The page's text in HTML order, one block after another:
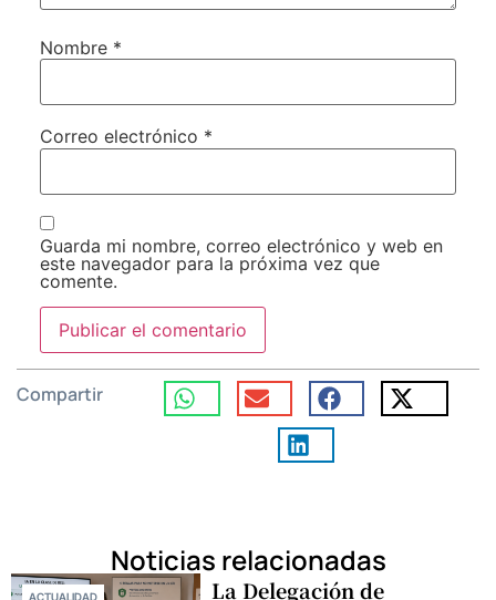
Nombre *
Correo electrónico *
Guarda mi nombre, correo electrónico y web en
este navegador para la próxima vez que
comente.
Compartir
Noticias relacionadas
ACTUALIDAD La Delegación de